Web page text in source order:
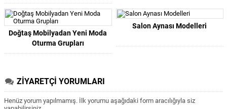
Doğtaş Mobilyadan Yeni Moda
Oturma Grupları
Salon Aynası Modelleri
ZİYARETÇİ YORUMLARI
Henüz yorum yapılmamış. İlk yorumu aşağıdaki form aracılığıyla siz